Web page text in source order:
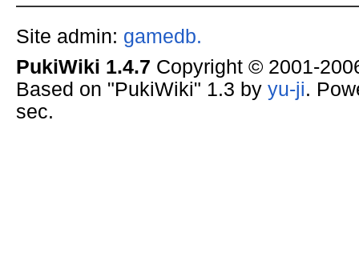
Site admin: gamedb.
PukiWiki 1.4.7 Copyright © 2001-
Based on "PukiWiki" 1.3 by yu-ji.
sec.